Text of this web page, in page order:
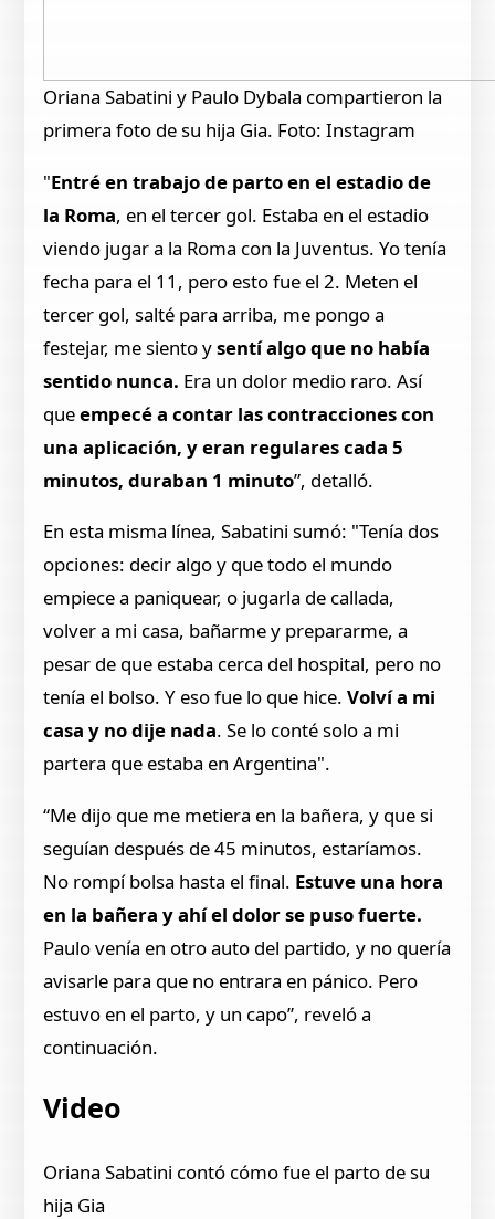
Oriana Sabatini y Paulo Dybala compartieron la
primera foto de su hija Gia. Foto: Instagram
"Entré en trabajo de parto en el estadio de
la Roma, en el tercer gol. Estaba en el estadio
viendo jugar a la Roma con la Juventus. Yo tenía
fecha para el 11, pero esto fue el 2. Meten el
tercer gol, salté para arriba, me pongo a
festejar, me siento ysentí algo que no había
sentido nunca. Era un dolor medio raro. Así
queempecé a contar las contracciones con
una aplicación, y eran regulares cada 5
minutos, duraban 1 minuto”, detalló.
En esta misma línea, Sabatini sumó: "Tenía dos
opciones: decir algo y que todo el mundo
empiece a paniquear, o jugarla de callada,
volver a mi casa, bañarme y prepararme, a
pesar de que estaba cerca del hospital, pero no
tenía el bolso. Y eso fue lo que hice.Volví a mi
casa y no dije nada. Se lo conté solo a mi
partera que estaba en Argentina".
“Me dijo que me metiera en la bañera, y que si
seguían después de 45 minutos, estaríamos.
No rompí bolsa hasta el final. Estuve una hora
en la bañera y ahí el dolor se puso fuerte.
Paulo venía en otro auto del partido, y no quería
avisarle para que no entrara en pánico. Pero
estuvo en el parto, y un capo”, reveló a
continuación.
Video
Oriana Sabatini contó cómo fue el parto de su
hija Gia